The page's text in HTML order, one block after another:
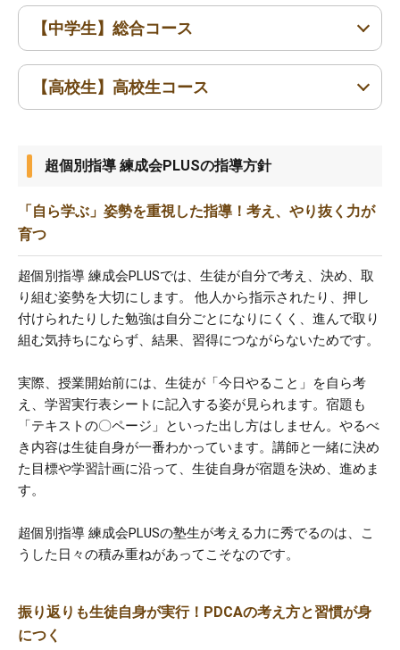
小4〜小6
【中学生】総合コース
中1〜中3
【高校生】高校生コース
超個別指導 練成会PLUSの指導方針
「自ら学ぶ」姿勢を重視した指導！考え、やり抜く力が
育つ
超個別指導 練成会PLUSでは、生徒が自分で考え、決め、取
り組む姿勢を大切にします。 他人から指示されたり、押し
付けられたりした勉強は自分ごとになりにくく、進んで取り
組む気持ちにならず、結果、習得につながらないためです。
実際、授業開始前には、生徒が「今日やること」を自ら考
え、学習実行表シートに記入する姿が見られます。宿題も
「テキストの〇ページ」といった出し方はしません。やるべ
き内容は生徒自身が一番わかっています。講師と一緒に決め
た目標や学習計画に沿って、生徒自身が宿題を決め、進めま
す。
超個別指導 練成会PLUSの塾生が考える力に秀でるのは、こ
うした日々の積み重ねがあってこそなのです。
振り返りも生徒自身が実行！PDCAの考え方と習慣が身
につく